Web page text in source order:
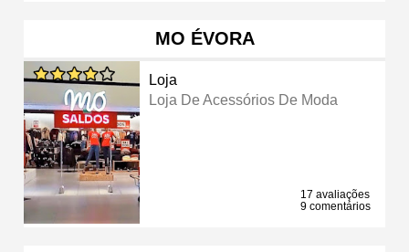
MO ÉVORA
Loja
Loja De Acessórios De Moda
17 avaliações
9 comentários